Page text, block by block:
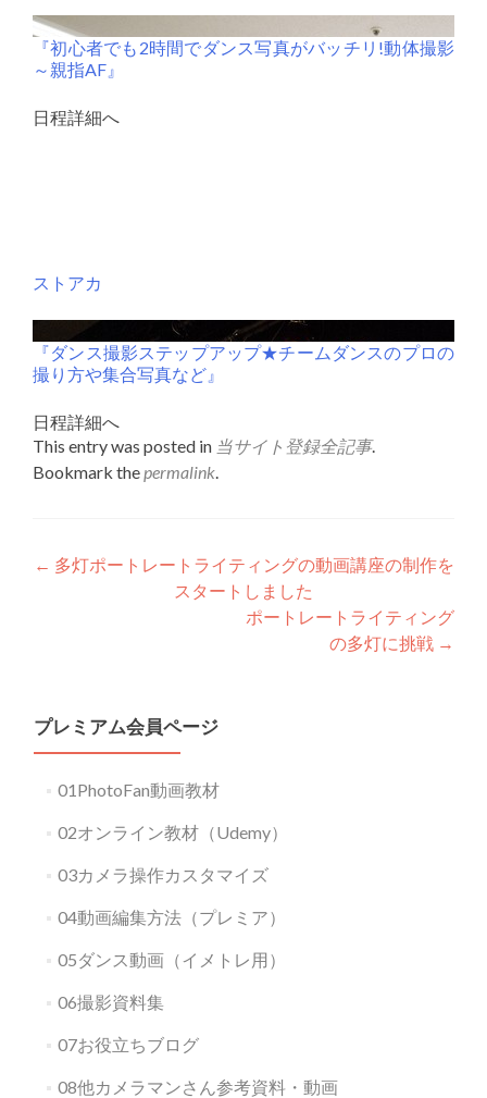
『初心者でも2時間でダンス写真がバッチリ!動体撮影
～親指AF』
日程詳細へ
ストアカ
『ダンス撮影ステップアップ★チームダンスのプロの
撮り方や集合写真など』
日程詳細へ
This entry was posted in 当サイト登録全記事.
Bookmark the permalink
Post
navigation
← 多灯ポートレートライティングの動画講座の制作を
スタートしました
ポートレートライティング
の多灯に挑戦 →
プレミアム会員ページ
01PhotoFan動画教材
02オンライン教材（Udemy）
03カメラ操作カスタマイズ
04動画編集方法（プレミア）
05ダンス動画（イメトレ用）
06撮影資料集
07お役立ちブログ
08他カメラマンさん参考資料・動画